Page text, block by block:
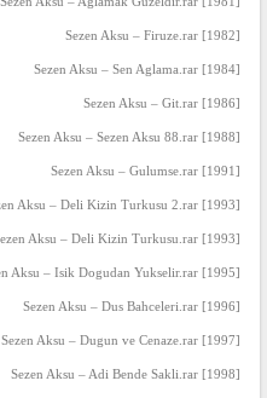
[1982] Sezen Aksu – Firuze.rar
[1984] Sezen Aksu – Sen Aglama.rar
[1986] Sezen Aksu – Git.rar
[1988] Sezen Aksu – Sezen Aksu 88.rar
[1991] Sezen Aksu – Gulumse.rar
[1993] Sezen Aksu – Deli Kizin Turkusu 2.rar
[1993] Sezen Aksu – Deli Kizin Turkusu.rar
[1995] Sezen Aksu – Isik Dogudan Yukselir.rar
[1996] Sezen Aksu – Dus Bahceleri.rar
[1997] Sezen Aksu – Dugun ve Cenaze.rar
[1998] Sezen Aksu – Adi Bende Sakli.rar